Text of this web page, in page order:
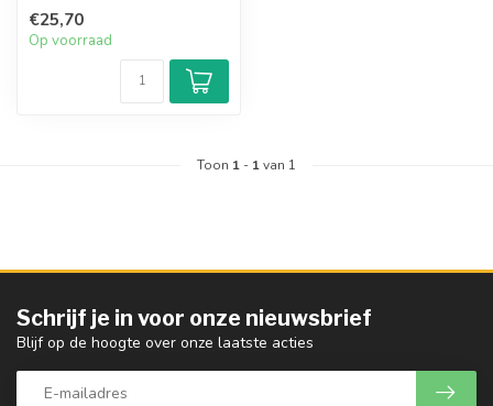
(1863-1934)...
€25,70
Op voorraad
Toon 1 - 1van 1
Schrijf je in voor onze nieuwsbrief
Blijf op de hoogte over onze laatste acties